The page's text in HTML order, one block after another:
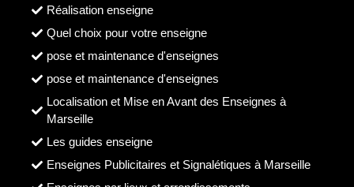
Réalisation enseigne
Quel choix pour votre enseigne
pose et maintenance d'enseignes
pose et maintenance d'enseignes
Localisation et Mise en Avant des Enseignes à
Marseille
Les guides enseigne
Enseignes Publicitaires et Signalétiques à Marseille